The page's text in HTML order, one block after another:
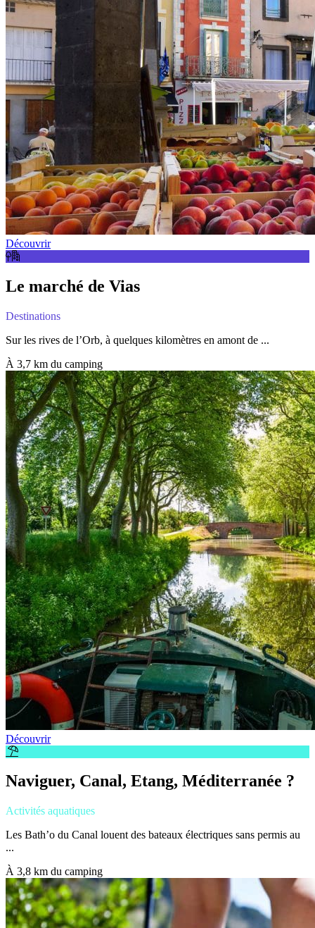
Découvrir
Le marché de Vias
Destinations
Sur les rives de l’Orb, à quelques kilomètres en amont de ...
À 3,7 km du camping
Découvrir
Naviguer, Canal, Etang, Méditerranée ?
Activités aquatiques
Les Bath’o du Canal louent des bateaux électriques sans permis au
...
À 3,8 km du camping